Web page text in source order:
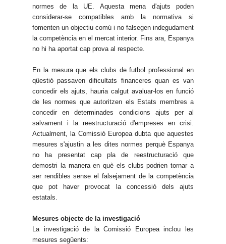
normes de la UE. Aquesta mena d'ajuts poden
considerar-se compatibles amb la normativa si
fomenten un objectiu comú i no falsegen indegudament
la competència en el mercat interior. Fins ara, Espanya
no hi ha aportat cap prova al respecte.
En la mesura que els clubs de futbol professional en
qüestió passaven dificultats financeres quan es van
concedir els ajuts, hauria calgut avaluar-los en funció
de les normes que autoritzen els Estats membres a
concedir en determinades condicions ajuts per al
salvament i la reestructuració d'empreses en crisi.
Actualment, la Comissió Europea dubta que aquestes
mesures s'ajustin a les dites normes perquè Espanya
no ha presentat cap pla de reestructuració que
demostri la manera en què els clubs podrien tornar a
ser rendibles sense el falsejament de la competència
que pot haver provocat la concessió dels ajuts
estatals.
Mesures objecte de la investigació
La investigació de la Comissió Europea inclou les
mesures següents: